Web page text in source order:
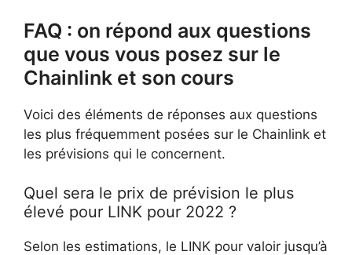
FAQ : on répond aux questions
que vous vous posez sur le
Chainlink et son cours
Voici des éléments de réponses aux questions
les plus fréquemment posées sur le Chainlink et
les prévisions qui le concernent.
Quel sera le prix de prévision le plus
élevé pour LINK pour 2022 ?
Selon les estimations, le LINK pour valoir jusqu’à